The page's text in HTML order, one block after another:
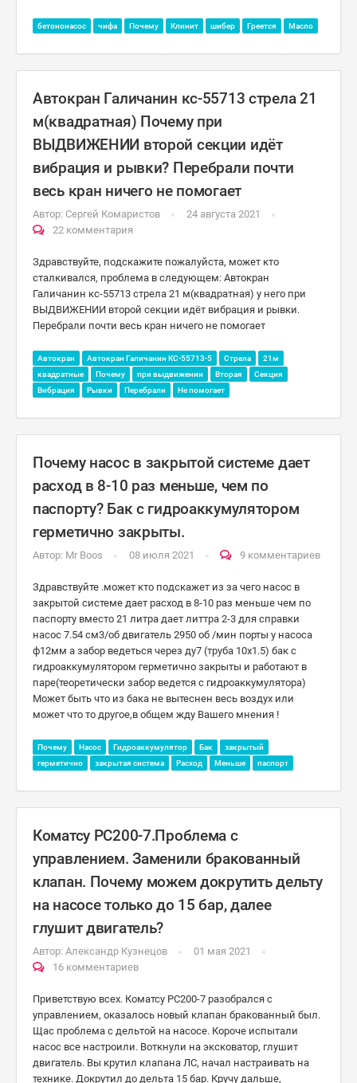
бетононасос чифа Почему Клинит шибер Греется Масло
Автокран Галичанин кс-55713 стрела 21
м(квадратная) Почему при
ВЫДВИЖЕНИИ второй секции идёт
вибрация и рывки? Перебрали почти
весь кран ничего не помогает
Автор: Сергей Комаристов
24 августа 2021
22 комментария
Здравствуйте, подскажите пожалуйста, может кто
сталкивался, проблема в следующем: Автокран
Галичанин кс-55713 стрела 21 м(квадратная) у него при
ВЫДВИЖЕНИИ второй секции идёт вибрация и рывки.
Перебрали почти весь кран ничего не помогает
Автокран Автокран Галичанин КС-55713-5 Стрела
21м
квадратные
Почему при выдвижении Вторая
Секция
Вибрация
Рывки Перебрали Не помогает
Почему насос в закрытой системе дает
расход в 8-10 раз меньше, чем по
паспорту? Бак с гидроаккумулятором
герметично закрыты.
Автор: Mr Boos 08 июля 2021 9 комментариев
Здравствуйте .может кто подскажет из за чего насос в
закрытой системе дает расход в 8-10 раз меньше чем по
паспорту вместо 21 литра дает литтра 2-3 для справки
насос 7.54 см3/об двигатель 2950 об /мин порты у насоса
ф12мм а забор ведеться через ду7 (труба 10х1.5) бак с
гидроаккумулятором герметично закрыты и работают в
паре(теоретически забор ведется с гидроаккумулятора)
Может быть что из бака не вытеснен весь воздух или
может что то другое,в общем жду Вашего мнения !
Почему Насос Гидроаккумулятор Бак
закрытый
герметично
закрытая система Расход Меньше паспорт
Коматсу РС200-7.Проблема с
управлением. Заменили бракованный
клапан. Почему можем докрутить дельту
на насосе только до 15 бар, далее
глушит двигатель?
Автор: Александр Кузнецов
01 мая 2021
16 комментариев
Приветствую всех. Коматсу РС200-7 разобрался с
управлением, оказалось новый клапан бракованный был.
Щас проблема с дельтой на насосе. Короче испытали
насос все настроили. Воткнули на эксковатор, глушит
двигатель. Вы крутил клапана ЛС, начал настраивать на
технике. Докрутил до дельта 15 бар. Кручу дальше,